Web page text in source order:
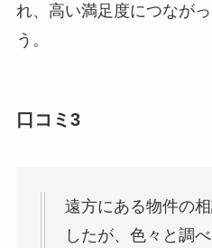
れ、高い満足度につなが
う。
口コミ3
遠方にある物件の
したが、色々と調